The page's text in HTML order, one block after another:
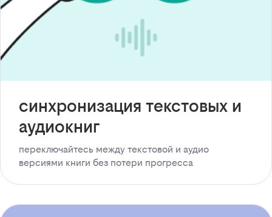
синхронизация текстовых и
аудиокниг
переключайтесь между текстовой и аудио
версиями книги без потери прогресса